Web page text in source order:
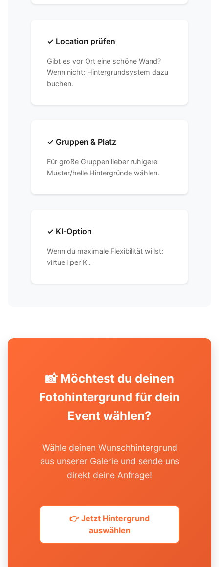
✓ Location prüfen
Gibt es vor Ort eine schöne Wand?
Wenn nicht: Hintergrundsystem dazu
buchen.
✓ Gruppen & Platz
Für große Gruppen lieber ruhigere
Muster/helle Hintergründe wählen.
✓ KI‑Option
Wenn du maximale Flexibilität willst:
virtuell per KI.
📸 Möchtest du deinen
Fotohintergrund für dein
Event wählen?
Wähle deinen Wunschhintergrund
aus unserer Galerie und sende uns
direkt deine Anfrage!
👉 Jetzt Hintergrund
auswählen